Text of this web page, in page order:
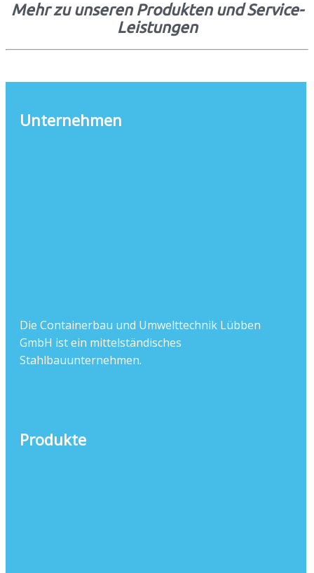
Mehr zu unseren Produkten und Service-
Leistungen
Unternehmen
Die Containerbau und Umwelttechnik Lübben
GmbH ist ein mittelständisches
Stahlbauunternehmen.
Produkte